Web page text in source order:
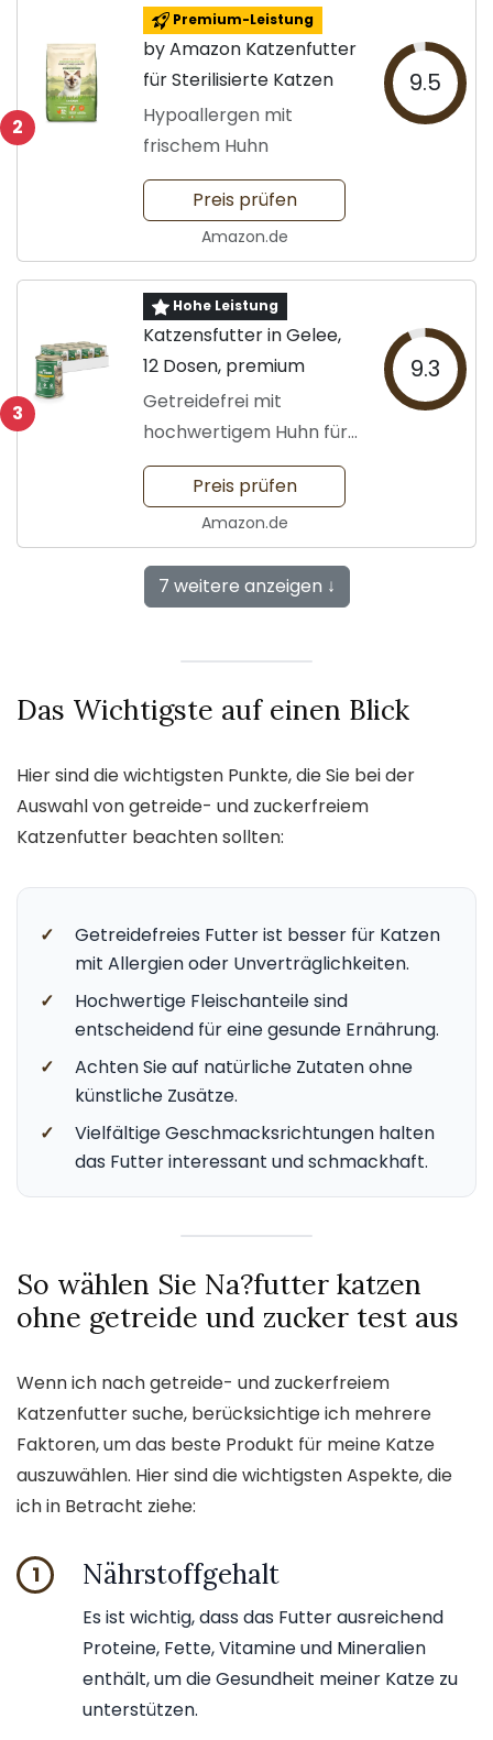
2
Premium-Leistung
by Amazon Katzenfutter
für Sterilisierte Katzen
Hypoallergen mit
frischem Huhn
9.5
Preis prüfen
Amazon.de
3
Hohe Leistung
Katzensfutter in Gelee,
12 Dosen, premium
Getreidefrei mit
hochwertigem Huhn für
Katzen
9.3
Preis prüfen
Amazon.de
7 weitere anzeigen ↓
Das Wichtigste auf einen Blick
Hier sind die wichtigsten Punkte, die Sie bei der
Auswahl von getreide- und zuckerfreiem
Katzenfutter beachten sollten:
✓
Getreidefreies Futter ist besser für Katzen
mit Allergien oder Unverträglichkeiten.
✓
Hochwertige Fleischanteile sind
entscheidend für eine gesunde Ernährung.
✓
Achten Sie auf natürliche Zutaten ohne
künstliche Zusätze.
✓
Vielfältige Geschmacksrichtungen halten
das Futter interessant und schmackhaft.
So wählen Sie Na?futter katzen
ohne getreide und zucker test aus
Wenn ich nach getreide- und zuckerfreiem
Katzenfutter suche, berücksichtige ich mehrere
Faktoren, um das beste Produkt für meine Katze
auszuwählen. Hier sind die wichtigsten Aspekte, die
ich in Betracht ziehe:
1 Nährstoffgehalt
Es ist wichtig, dass das Futter ausreichend
Proteine, Fette, Vitamine und Mineralien
enthält, um die Gesundheit meiner Katze zu
unterstützen.